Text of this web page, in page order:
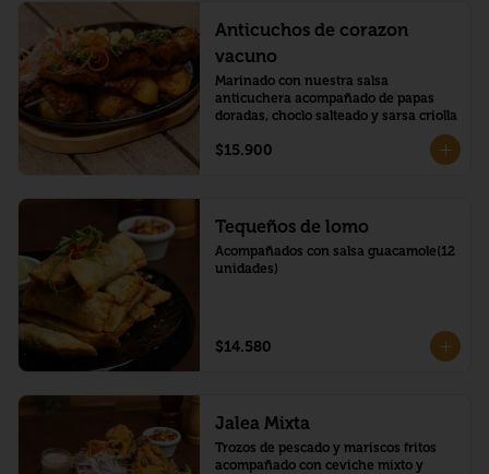
Anticuchos de corazon
vacuno
Marinado con nuestra salsa
anticuchera acompañado de papas
doradas, choclo salteado y sarsa criolla
$15.900
Tequeños de lomo
Acompañados con salsa guacamole(12
unidades)
$14.580
Jalea Mixta
Trozos de pescado y mariscos fritos
acompañado con ceviche mixto y